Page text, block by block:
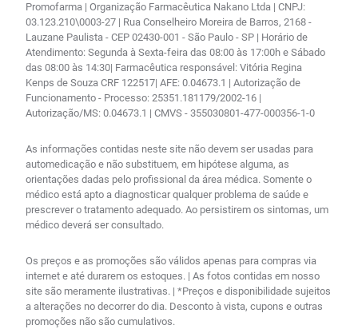
Promofarma | Organização Farmacêutica Nakano Ltda | CNPJ:
03.123.210\0003-27 | Rua Conselheiro Moreira de Barros, 2168 -
Lauzane Paulista - CEP 02430-001 - São Paulo - SP | Horário de
Atendimento: Segunda à Sexta-feira das 08:00 às 17:00h e Sábado
das 08:00 às 14:30| Farmacêutica responsável: Vitória Regina
Kenps de Souza CRF 122517| AFE: 0.04673.1 | Autorização de
Funcionamento - Processo: 25351.181179/2002-16 |
Autorização/MS: 0.04673.1 | CMVS - 355030801-477-000356-1-0
As informações contidas neste site não devem ser usadas para
automedicação e não substituem, em hipótese alguma, as
orientações dadas pelo profissional da área médica. Somente o
médico está apto a diagnosticar qualquer problema de saúde e
prescrever o tratamento adequado. Ao persistirem os sintomas, um
médico deverá ser consultado.
Os preços e as promoções são válidos apenas para compras via
internet e até durarem os estoques. | As fotos contidas em nosso
site são meramente ilustrativas. | *Preços e disponibilidade sujeitos
a alterações no decorrer do dia. Desconto à vista, cupons e outras
promoções não são cumulativos.